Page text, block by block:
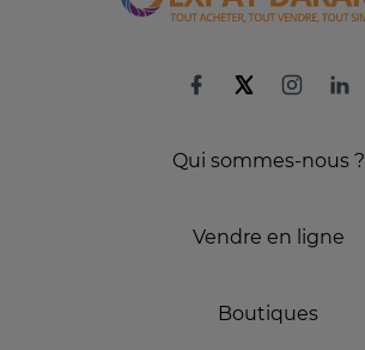
Qui sommes-nous ?
Vendre en ligne
Boutiques